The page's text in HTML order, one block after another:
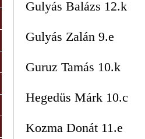
Gulyás Balázs 12.k
Gulyás Zalán 9.e
Guruz Tamás 10.k
Hegedüs Márk 10.c
Kozma Donát 11.e